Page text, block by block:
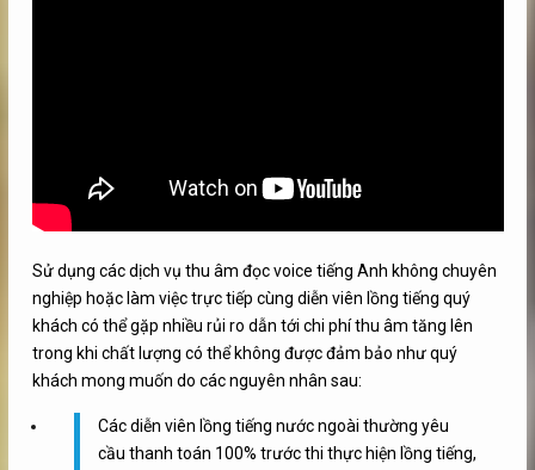
Sử dụng các dịch vụ thu âm đọc voice tiếng Anh không chuyên
nghiệp hoặc làm việc trực tiếp cùng diễn viên lồng tiếng quý
khách có thể gặp nhiều rủi ro dẫn tới chi phí thu âm tăng lên
trong khi chất lượng có thể không được đảm bảo như quý
khách mong muốn do các nguyên nhân sau:
Các diễn viên lồng tiếng nước ngoài thường yêu
cầu thanh toán 100% trước thi thực hiện lồng tiếng,